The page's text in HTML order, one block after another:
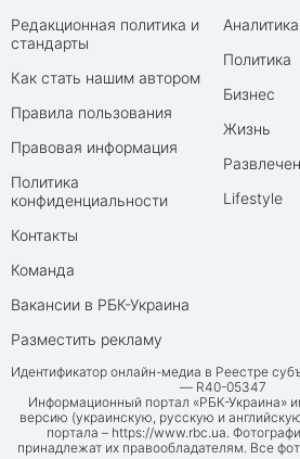
Редакционная политика и
стандарты
Как стать нашим автором
Правила пользования
Правовая информация
Политика
конфиденциальности
Контакты
Команда
Вакансии в РБК-Украина
Разместить рекламу
Аналитика
Политика
Бизнес
Жизнь
Lifestyle
Идентификатор онлайн-медиа в Реестре
— R40-05347
Информационный портал «РБК-Украина»
версию (украинскую, русскую и
портала – https://www.rbc.ua .
принадлежат их правообладателям. Все